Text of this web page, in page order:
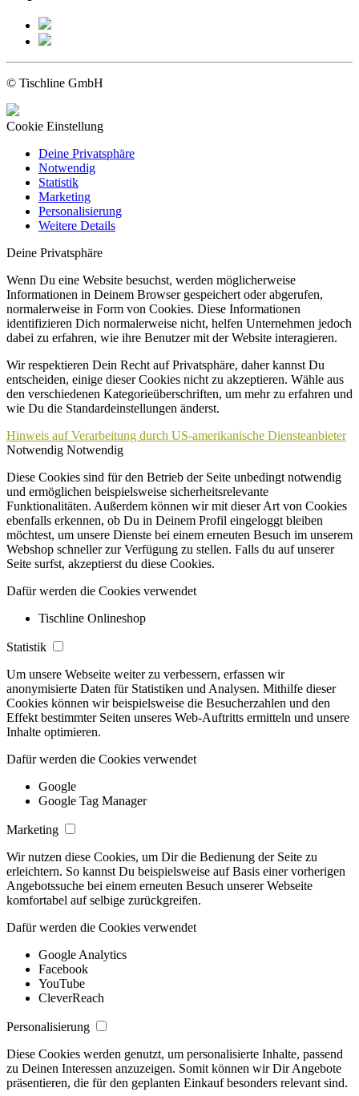
© Tischline GmbH
Cookie Einstellung
Deine Privatsphäre
Notwendig
Statistik
Marketing
Personalisierung
Weitere Details
Deine Privatsphäre
Wenn Du eine Website besuchst, werden möglicherweise
Informationen in Deinem Browser gespeichert oder abgerufen,
normalerweise in Form von Cookies. Diese Informationen
identifizieren Dich normalerweise nicht, helfen Unternehmen jedoch
dabei zu erfahren, wie ihre Benutzer mit der Website interagieren.
Wir respektieren Dein Recht auf Privatsphäre, daher kannst Du
entscheiden, einige dieser Cookies nicht zu akzeptieren. Wähle aus
den verschiedenen Kategorieüberschriften, um mehr zu erfahren und
wie Du die Standardeinstellungen änderst.
Hinweis auf Verarbeitung durch US-amerikanische Diensteanbieter
Notwendig Notwendig
Diese Cookies sind für den Betrieb der Seite unbedingt notwendig
und ermöglichen beispielsweise sicherheitsrelevante
Funktionalitäten. Außerdem können wir mit dieser Art von Cookies
ebenfalls erkennen, ob Du in Deinem Profil eingeloggt bleiben
möchtest, um unsere Dienste bei einem erneuten Besuch im unserem
Webshop schneller zur Verfügung zu stellen. Falls du auf unserer
Seite surfst, akzeptierst du diese Cookies.
Dafür werden die Cookies verwendet
Tischline Onlineshop
Statistik
Um unsere Webseite weiter zu verbessern, erfassen wir
anonymisierte Daten für Statistiken und Analysen. Mithilfe dieser
Cookies können wir beispielsweise die Besucherzahlen und den
Effekt bestimmter Seiten unseres Web-Auftritts ermitteln und unsere
Inhalte optimieren.
Dafür werden die Cookies verwendet
Google
Google Tag Manager
Marketing
Wir nutzen diese Cookies, um Dir die Bedienung der Seite zu
erleichtern. So kannst Du beispielsweise auf Basis einer vorherigen
Angebotssuche bei einem erneuten Besuch unserer Webseite
komfortabel auf selbige zurückgreifen.
Dafür werden die Cookies verwendet
Google Analytics
Facebook
YouTube
CleverReach
Personalisierung
Diese Cookies werden genutzt, um personalisierte Inhalte, passend
zu Deinen Interessen anzuzeigen. Somit können wir Dir Angebote
präsentieren, die für den geplanten Einkauf besonders relevant sind.